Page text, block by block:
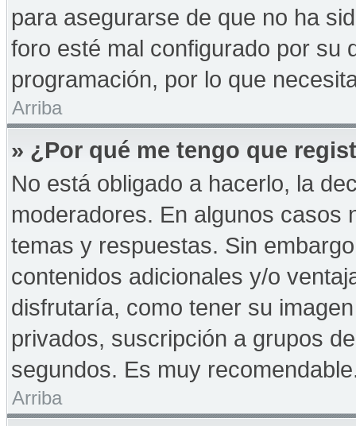
para asegurarse de que no ha
foro esté mal configurado por su
programación, por lo que
Arriba
» ¿Por qué me tengo que
No está obligado a hacerlo, la
moderadores. En algunos casos
temas y respuestas. Sin
contenidos adicionales y/o
disfrutaría, como tener su
privados, suscripción a grupos
segundos. Es muy
Arriba